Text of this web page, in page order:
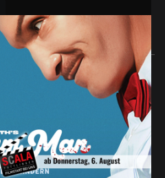
Digital 2D